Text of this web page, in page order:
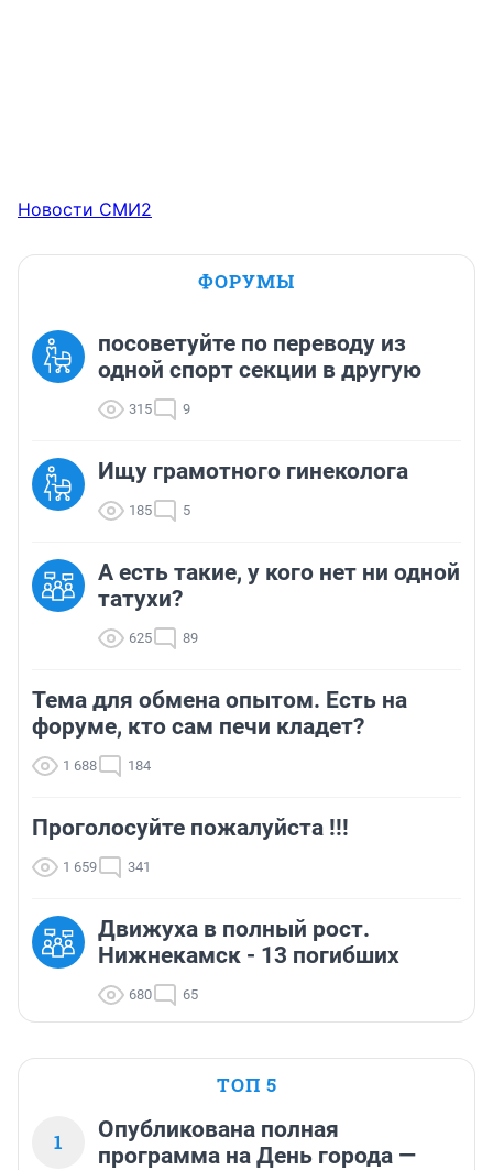
Новости СМИ2
ФОРУМЫ
посоветуйте по переводу из
одной спорт секции в другую
315 9
Ищу грамотного гинеколога
185 5
А есть такие, у кого нет ни одной
татухи?
625 89
Тема для обмена опытом. Есть на
форуме, кто сам печи кладет?
1 688 184
Проголосуйте пожалуйста !!!
1 659 341
Движуха в полный рост.
Нижнекамск - 13 погибших
680 65
ТОП 5
1
Опубликована полная
программа на День города —